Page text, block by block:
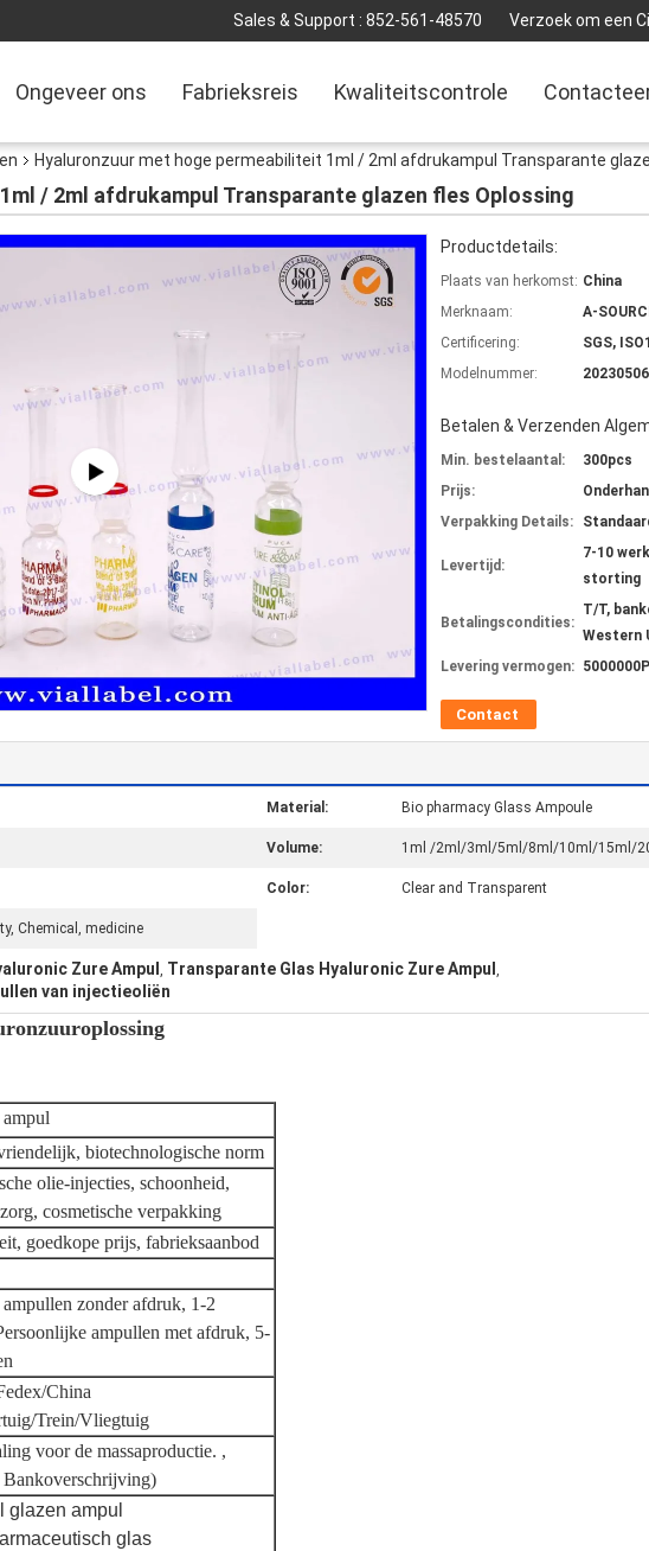
Sales & Support : 852-561-48570 Verzoek om een
Ongeveer ons Fabrieksreis Kwaliteitscontrole
Hyaluronzuur met hoge permeabiliteit 1ml / 2ml afdrukampul Transparante
/ 2ml afdrukampul Transparante glazen fles Oplossing
Productdetails:
Plaats van herkomst: China
Merknaam:
A-
Certificering:
SGS,
Modelnummer:
Betalen & Verzenden
Min. bestelaantal:
300pcs
Prijs:
Verpakking Details:
Levertijd:
7-10
storting
Betalingscondities:
T/T,
Western
Levering vermogen:
Contact
Material: Bio pharmacy Glass Ampoule
Volume: 1ml /2ml/3ml/5ml/8ml/10ml/15ml/
Color: Clear and Transparent
Chemical, medicine
Zure Ampul , Transparante Glas Hyaluronic Zure Ampul ,
van injectieoliën
biotechnologische norm
olie-injecties, schoonheid,
cosmetische verpakking
goedkope prijs, fabrieksaanbod
zonder afdruk, 1-2
ampullen met afdruk, 5-
China
Trein/Vliegtuig
voor de massaproductie. ,
glazen ampul
glas